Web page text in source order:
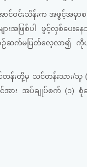
င်းသိန်းက အဖွင့်အမှာစက
အဖြစ်ပါ ဖွင့်လှစ်ပေးန
က်မပြတ်လေ့လာ၍ ကိုယ်ပို
မှ သင်တန်းသား/သူ (၉
အပ်ချုပ်စက် (၁) စုံချီး